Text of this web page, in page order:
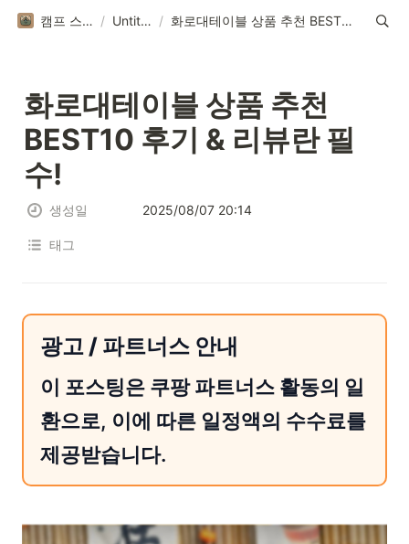
캠프 스토리 / Untitled / 화로대테이블 상품 추천 BEST10 후기 & 리뷰란 필수!
화로대테이블 상품 추천
BEST10 후기 & 리뷰란 필
수!
생성일 2025/08/07 20:14
태그
광고 / 파트너스 안내
이 포스팅은 쿠팡 파트너스 활동의 일
환으로, 이에 따른 일정액의 수수료를
제공받습니다.